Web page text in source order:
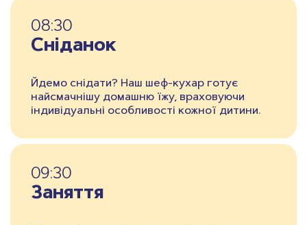
08:30
Сніданок
Йдемо снідати? Наш шеф-кухар готує
найсмачнішу домашню їжу, враховуючи
індивідуальні особливості кожної дитини.
09:30
Заняття